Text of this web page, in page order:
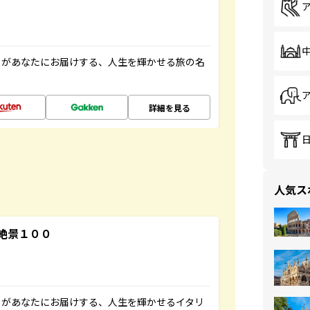
あなたにお届けする、人生を輝かせる旅の名
詳細を見る
景１００
あなたにお届けする、人生を輝かせるイタリ
人気